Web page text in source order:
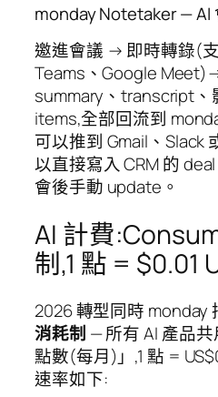
monday Notetaker — AI
邀進會議 → 即時轉錄(
Teams、Google
summary、transcript
items,全部回流到
可以推到 Gmail、Slack
以直接寫入 CRM 的
會後手動 update。
AI 計費
制,1 點 = $0.01
2026 轉型同時 monday
消耗制 — 所有 AI 產品
點數(每月)」,1 點 =
速率如下: